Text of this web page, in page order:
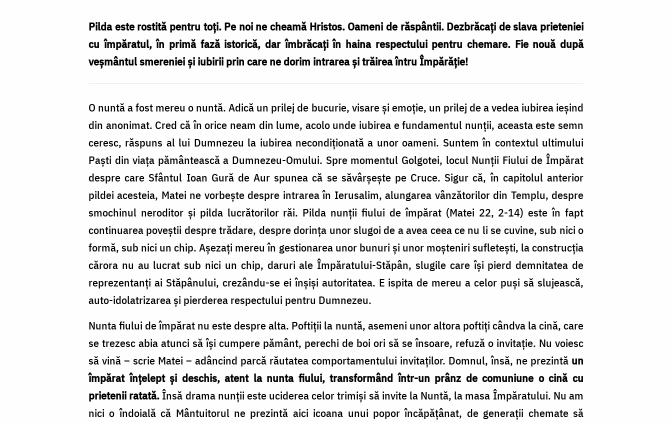
Pilda este rostită pentru toți. Pe noi ne cheamă Hristos. Oameni de răspântii. Dezbrăcați de slava prieteniei
cu împăratul, în primă fază istorică, dar îmbrăcați în haina respectului pentru chemare. Fie nouă după
veșmântul smereniei și iubirii prin care ne dorim intrarea și trăirea întru Împărăție!
O nuntă a fost mereu o nuntă. Adică un prilej de bucurie, visare și emoție, un prilej de a vedea iubirea ieșind
din anonimat. Cred că în orice neam din lume, acolo unde iubirea e fundamentul nunții, aceasta este semn
ceresc, răspuns al lui Dumnezeu la iubirea necondiționată a unor oameni. Suntem în contextul ultimului
Paști din viața pământească a Dumnezeu-Omului. Spre momentul Golgotei, locul Nunții Fiului de Împărat
despre care Sfântul Ioan Gură de Aur spunea că se săvârșește pe Cruce. Sigur că, în capitolul anterior
pildei acesteia, Matei ne vorbește despre intrarea în Ierusalim, alungarea vânzătorilor din Templu, despre
smochinul neroditor și pilda lucrătorilor răi. Pilda nunții fiului de împărat (Matei 22, 2-14) este în fapt
continuarea poveștii despre trădare, despre dorința unor slugoi de a avea ceea ce nu li se cuvine, sub nici o
formă, sub nici un chip. Așezați mereu în gestionarea unor bunuri și unor moșteniri sufletești, la construcția
cărora nu au lucrat sub nici un chip, daruri ale Împăratului-Stăpân, slugile care își pierd demnitatea de
reprezentanți ai Stăpânului, crezându-se ei înșiși autoritatea. E ispita de mereu a celor puși să slujească,
auto-idolatrizarea și pierderea respectului pentru Dumnezeu.
Nunta fiului de împărat nu este despre alta. Poftiții la nuntă, asemeni unor altora poftiți cândva la cină, care
se trezesc abia atunci să își cumpere pământ, perechi de boi ori să se însoare, refuză o invitație. Nu voiesc
să vină – scrie Matei – adâncind parcă răutatea comportamentului invitaților. Domnul, însă, ne prezintă un
împărat înțelept și deschis, atent la nunta fiului, transformând într-un prânz de comuniune o cină cu
prietenii ratată.Însă drama nunții este uciderea celor trimiși să invite la Nuntă, la masa Împăratului. Nu am
nici o îndoială că Mântuitorul ne prezintă aici icoana unui popor încăpățânat, de generații chemate să